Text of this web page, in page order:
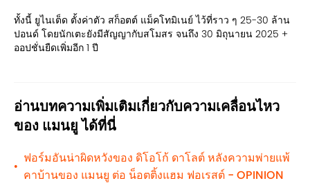
ทั้งนี้ ยูไนเต็ด ตั้งค่าตัว สก็อตต์ แม็คโทมิเนย์ ไว้ที่ราว ๆ 25-30 ล้าน
ปอนด์ โดยนักเตะยังมีสัญญากับสโมสร จนถึง 30 มิถุนายน 2025 +
ออปชั่นยืดเพิ่มอีก 1 ปี
อ่านบทความเพิ่มเติมเกี่ยวกับความเคลื่อนไหว
ของ แมนยู ได้ที่นี่
•
ฟอร์มอันน่าผิดหวังของ ดิโอโก้ ดาโลต์ หลังความพ่ายแพ้
คาบ้านของ แมนยู ต่อ น็อตติ้งแฮม ฟอเรสต์ - OPINION